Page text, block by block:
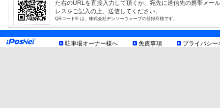
幅 1.90m まで
長 5.00m まで
重量 2.50t まで
車底15cm以上
お知らせ
た右のURLを直接入力して頂くか、宛先に送信先の携帯メー
レスをご記入の上、送信してください。
QRコード® は、株式会社デンソーウェーブの登録商標です。
駐車場オーナー様へ 免責事項 プライバシー